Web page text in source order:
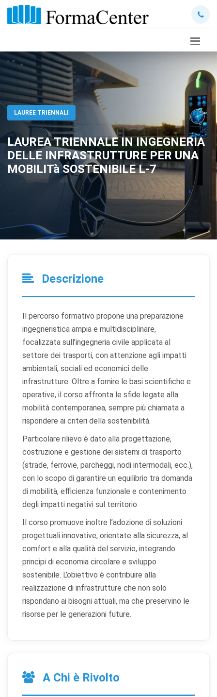
LAUREE TRIENNALI
LAUREA TRIENNALE IN INGEGNERIA
DELLE INFRASTRUTTURE PER UNA
MOBILITà SOSTENIBILE L-7
Descrizione
Il percorso formativo propone una preparazione
ingegneristica ampia e multidisciplinare,
focalizzata sull’ingegneria civile applicata al
settore dei trasporti, con attenzione agli impatti
ambientali, sociali ed economici delle
infrastrutture. Oltre a fornire le basi scientifiche e
operative, il corso affronta le sfide legate alla
mobilità contemporanea, sempre più chiamata a
rispondere ai criteri della sostenibilità.
Particolare rilievo è dato alla progettazione,
costruzione e gestione dei sistemi di trasporto
(strade, ferrovie, parcheggi, nodi intermodali, ecc.),
con lo scopo di garantire un equilibrio tra domanda
di mobilità, efficienza funzionale e contenimento
degli impatti negativi sul territorio.
Il corso promuove inoltre l’adozione di soluzioni
progettuali innovative, orientate alla sicurezza, al
comfort e alla qualità del servizio, integrando
principi di economia circolare e sviluppo
sostenibile. L’obiettivo è contribuire alla
realizzazione di infrastrutture che non solo
rispondano ai bisogni attuali, ma che preservino le
risorse per le generazioni future.
A Chi è Rivolto